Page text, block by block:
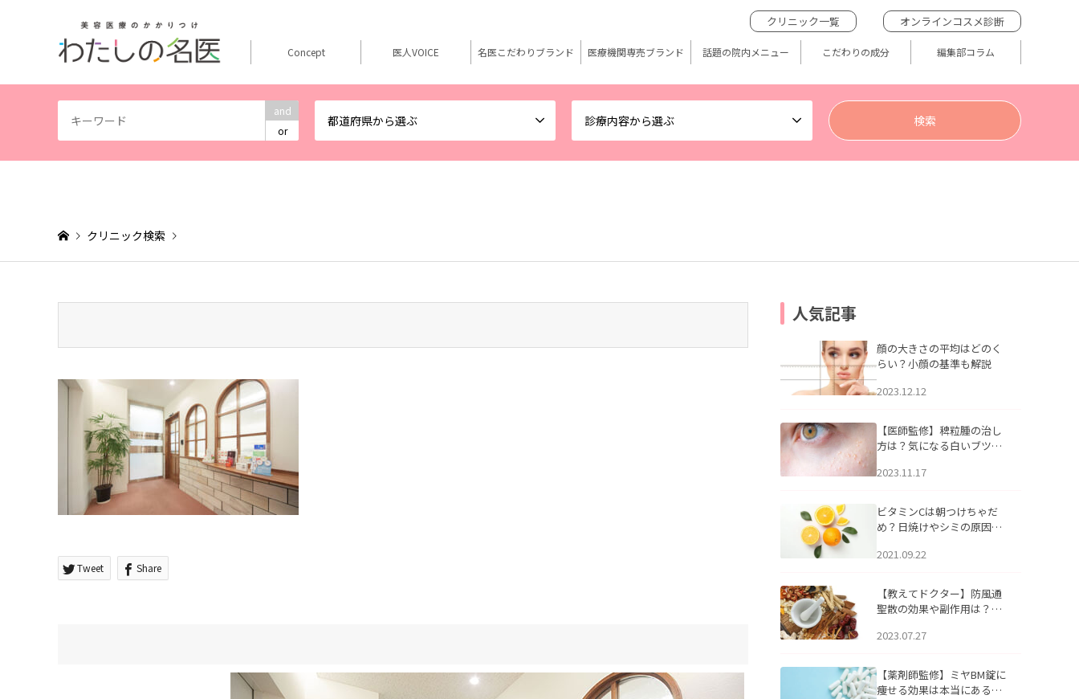
and
or
都道府県から選ぶ 診療内容から選ぶ
クリニック一覧 オンラインコスメ診断
Concept 医人VOICE 名医こだわりブランド 医療機関専売ブランド 話題の院内メニュー こだわりの成分 編集部コラム
クリニック検索
Tweet Share
人気記事
顔の大きさの平均はどのく
らい？小顔の基準も解説
2023.12.12
【医師監修】稗粒腫の治し
方は？気になる白いブツブ
アについて
2023.11.17
ビタミンCは朝つけちゃだ
め？日焼けやシミの原因に
2021.09.22
【教えてドクター】防風通
聖散の効果や副作用は？長
2023.07.27
【薬剤師監修】ミヤBM錠に
痩せる効果は本当にある